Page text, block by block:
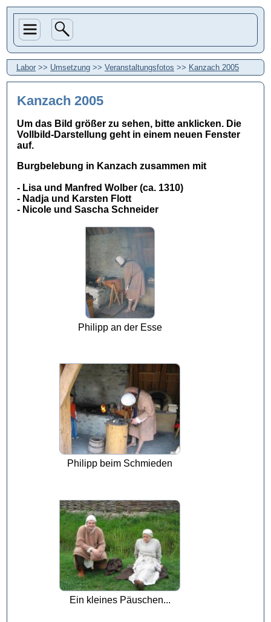
Labor >> Umsetzung >> Veranstaltungsfotos >> Kanzach 2005
Kanzach 2005
Um das Bild größer zu sehen, bitte anklicken. Die
Vollbild-Darstellung geht in einem neuen Fenster
auf.
Burgbelebung in Kanzach zusammen mit
- Lisa und Manfred Wolber (ca. 1310)
- Nadja und Karsten Flott
- Nicole und Sascha Schneider
Philipp an der Esse
Philipp beim Schmieden
Ein kleines Päuschen...